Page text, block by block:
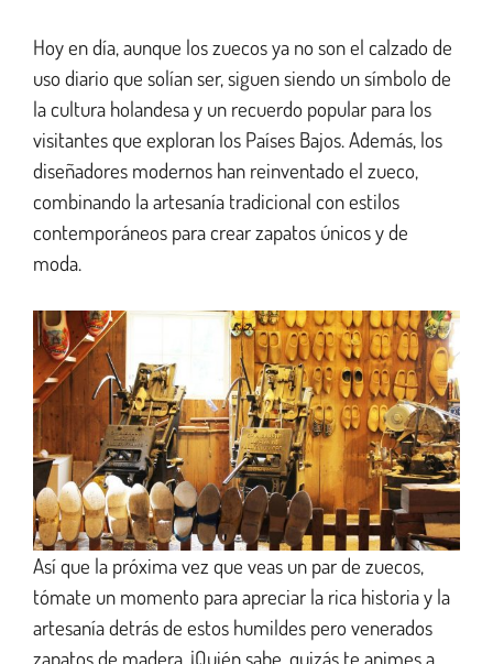
Hoy en día, aunque los zuecos ya no son el calzado de
uso diario que solían ser, siguen siendo un símbolo de
la cultura holandesa y un recuerdo popular para los
visitantes que exploran los Países Bajos. Además, los
diseñadores modernos han reinventado el zueco,
combinando la artesanía tradicional con estilos
contemporáneos para crear zapatos únicos y de
moda.
Así que la próxima vez que veas un par de zuecos,
tómate un momento para apreciar la rica historia y la
artesanía detrás de estos humildes pero venerados
zapatos de madera. ¡Quién sabe, quizás te animes a